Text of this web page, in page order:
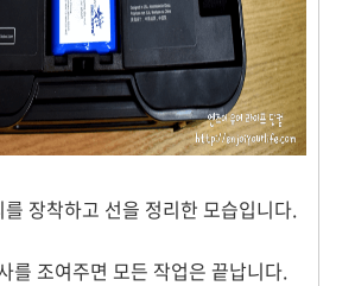
장착하고 선을 정리한 모습입니다.
를 조여주면 모든 작업은 끝납니다.